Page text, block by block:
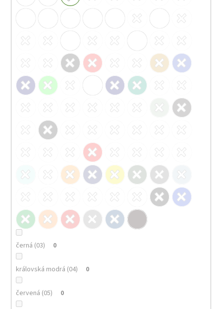
černá (03) 0
královská modrá (04) 0
červená (05) 0